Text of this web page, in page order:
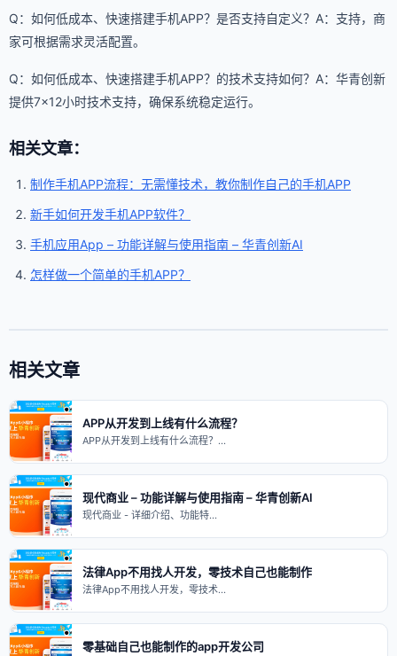
Q：如何低成本、快速搭建手机APP？是否支持自定义？A：支持，商
家可根据需求灵活配置。
Q：如何低成本、快速搭建手机APP？的技术支持如何？A：华青创新
提供7×12小时技术支持，确保系统稳定运行。
相关文章：
制作手机APP流程：无需懂技术，教你制作自己的手机APP
新手如何开发手机APP软件？
手机应用App – 功能详解与使用指南 – 华青创新AI
怎样做一个简单的手机APP？
相关文章
APP从开发到上线有什么流程？
APP从开发到上线有什么流程？…
现代商业 – 功能详解与使用指南 – 华青创新AI
现代商业 - 详细介绍、功能特…
法律App不用找人开发，零技术自己也能制作
法律App不用找人开发，零技术…
零基础自己也能制作的app开发公司